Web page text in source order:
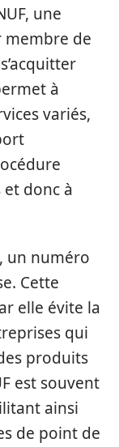
une
membre de
à
variés,
donc à
un numéro
Cette
elle évite la
qui
produits
est souvent
ainsi
de point de